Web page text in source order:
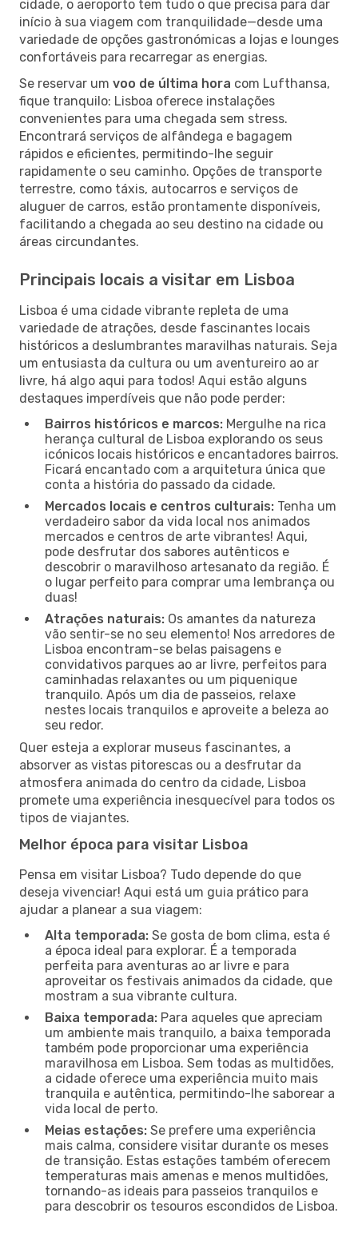
cidade, o aeroporto tem tudo o que precisa para dar
início à sua viagem com tranquilidade—desde uma
variedade de opções gastronómicas a lojas e lounges
confortáveis para recarregar as energias.
Se reservar um voo de última hora com Lufthansa,
fique tranquilo: Lisboa oferece instalações
convenientes para uma chegada sem stress.
Encontrará serviços de alfândega e bagagem
rápidos e eficientes, permitindo-lhe seguir
rapidamente o seu caminho. Opções de transporte
terrestre, como táxis, autocarros e serviços de
aluguer de carros, estão prontamente disponíveis,
facilitando a chegada ao seu destino na cidade ou
áreas circundantes.
Principais locais a visitar em Lisboa
Lisboa é uma cidade vibrante repleta de uma
variedade de atrações, desde fascinantes locais
históricos a deslumbrantes maravilhas naturais. Seja
um entusiasta da cultura ou um aventureiro ao ar
livre, há algo aqui para todos! Aqui estão alguns
destaques imperdíveis que não pode perder:
Bairros históricos e marcos: Mergulhe na rica
herança cultural de Lisboa explorando os seus
icónicos locais históricos e encantadores bairros.
Ficará encantado com a arquitetura única que
conta a história do passado da cidade.
Mercados locais e centros culturais: Tenha um
verdadeiro sabor da vida local nos animados
mercados e centros de arte vibrantes! Aqui,
pode desfrutar dos sabores autênticos e
descobrir o maravilhoso artesanato da região. É
o lugar perfeito para comprar uma lembrança ou
duas!
Atrações naturais: Os amantes da natureza
vão sentir-se no seu elemento! Nos arredores de
Lisboa encontram-se belas paisagens e
convidativos parques ao ar livre, perfeitos para
caminhadas relaxantes ou um piquenique
tranquilo. Após um dia de passeios, relaxe
nestes locais tranquilos e aproveite a beleza ao
seu redor.
Quer esteja a explorar museus fascinantes, a
absorver as vistas pitorescas ou a desfrutar da
atmosfera animada do centro da cidade, Lisboa
promete uma experiência inesquecível para todos os
tipos de viajantes.
Melhor época para visitar Lisboa
Pensa em visitar Lisboa? Tudo depende do que
deseja vivenciar! Aqui está um guia prático para
ajudar a planear a sua viagem:
Alta temporada: Se gosta de bom clima, esta é
a época ideal para explorar. É a temporada
perfeita para aventuras ao ar livre e para
aproveitar os festivais animados da cidade, que
mostram a sua vibrante cultura.
Baixa temporada: Para aqueles que apreciam
um ambiente mais tranquilo, a baixa temporada
também pode proporcionar uma experiência
maravilhosa em Lisboa. Sem todas as multidões,
a cidade oferece uma experiência muito mais
tranquila e autêntica, permitindo-lhe saborear a
vida local de perto.
Meias estações: Se prefere uma experiência
mais calma, considere visitar durante os meses
de transição. Estas estações também oferecem
temperaturas mais amenas e menos multidões,
tornando-as ideais para passeios tranquilos e
para descobrir os tesouros escondidos de Lisboa.